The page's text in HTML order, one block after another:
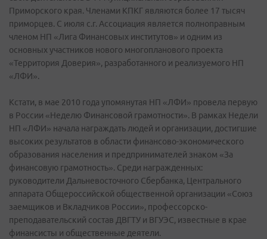
Приморского края. Членами КПКГ являются более 17 тысяч
приморцев. С июля с.г. Ассоциация является полноправным
членом НП «Лига Финансовых институтов» и одним из
основных участников нового многопланового проекта
«Территория Доверия», разработанного и реализуемого НП
«ЛФИ».
Кстати, в мае 2010 года упомянутая НП «ЛФИ» провела первую
в России «Неделю Финансовой грамотности». В рамках Недели
НП «ЛФИ» начала награждать людей и организации, достигшие
высоких результатов в области финансово-экономического
образования населения и предпринимателей знаком «За
финансовую грамотность». Среди награжденных:
руководители Дальневосточного Сбербанка, Центрального
аппарата Общероссийской общественной организации «Союз
заемщиков и Вкладчиков России», профессорско-
преподавательский состав ДВГТУ и ВГУЭС, известные в крае
финансисты и общественные деятели.